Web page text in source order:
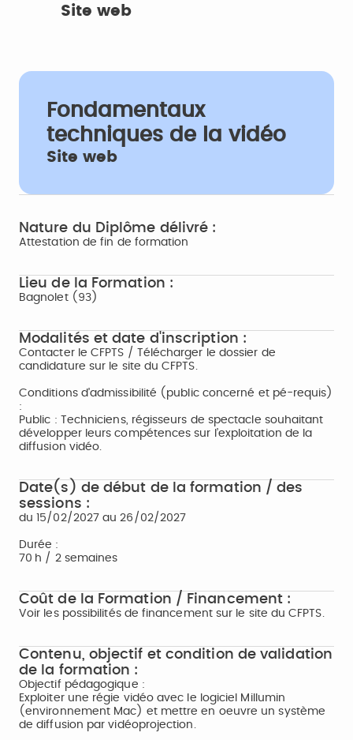
Site web
Fondamentaux
techniques de la vidéo
Site web
Nature du Diplôme délivré :
Attestation de fin de formation
Lieu de la Formation :
Bagnolet (93)
Modalités et date d'inscription :
Contacter le CFPTS / Télécharger le dossier de
candidature sur le site du CFPTS.
Conditions d'admissibilité (public concerné et pé-requis)
:
Public : Techniciens, régisseurs de spectacle souhaitant
développer leurs compétences sur l’exploitation de la
diffusion vidéo.
Date(s) de début de la formation / des
sessions :
du 15/02/2027 au 26/02/2027
Durée :
70 h / 2 semaines
Coût de la Formation / Financement :
Voir les possibilités de financement sur le site du CFPTS.
Contenu, objectif et condition de validation
de la formation :
Objectif pédagogique :
Exploiter une régie vidéo avec le logiciel Millumin
(environnement Mac) et mettre en oeuvre un système
de diffusion par vidéoprojection.